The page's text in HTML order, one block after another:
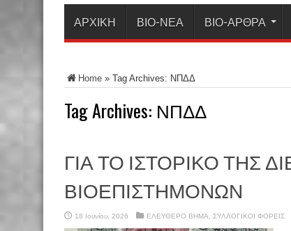
ΑΡΧΙΚΗ ΒΙΟ-ΝΈΑ ΒΙΟ-ΆΡΘΡΑ
Home » Tag Archives: ΝΠΔΔ
Tag Archives: ΝΠΔΔ
ΓΙΑ ΤΟ ΙΣΤΟΡΙΚΟ ΤΗΣ
ΒΙΟΕΠΙΣΤΗΜΟΝΩΝ
18 Ιουνίου, 2026 ΕΛΕΥΘΕΡΟ ΒΗΜΑ ΣΥΛΛΟΓΙΚΟΙ ΦΟΡΕΙΣ